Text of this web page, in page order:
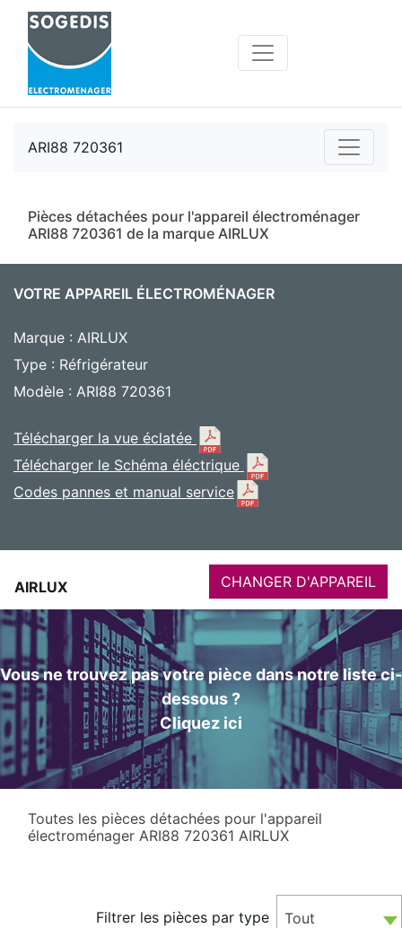
ARI88 720361
Pièces détachées pour l'appareil électroménager
ARI88 720361 de la marque AIRLUX
VOTRE APPAREIL ÉLECTROMÉNAGER
Marque : AIRLUX
Type : Réfrigérateur
Modèle : ARI88 720361
Télécharger la vue éclatée
Télécharger le Schéma éléctrique
Codes pannes et manual service
AIRLUX CHANGER D'APPAREIL
Vous ne trouvez pas votre pièce dans notre liste ci-
dessous ?
Cliquez ici
Toutes les pièces détachées pour l'appareil
électroménager ARI88 720361 AIRLUX
Filtrer les pièces par type Tout